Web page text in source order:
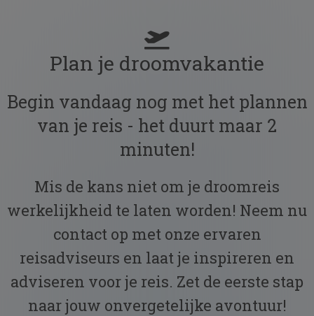
Plan je droomvakantie
Begin vandaag nog met het plannen
van je reis - het duurt maar 2
minuten!
Mis de kans niet om je droomreis
werkelijkheid te laten worden! Neem nu
contact op met onze ervaren
reisadviseurs en laat je inspireren en
adviseren voor je reis. Zet de eerste stap
naar jouw onvergetelijke avontuur!